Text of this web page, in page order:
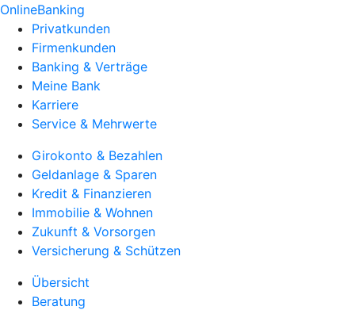
OnlineBanking
Privatkunden
Firmenkunden
Banking & Verträge
Meine Bank
Karriere
Service & Mehrwerte
Girokonto & Bezahlen
Geldanlage & Sparen
Kredit & Finanzieren
Immobilie & Wohnen
Zukunft & Vorsorgen
Versicherung & Schützen
Übersicht
Beratung